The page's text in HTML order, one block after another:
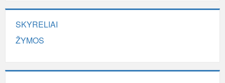
SKYRELIAI
ŽYMOS